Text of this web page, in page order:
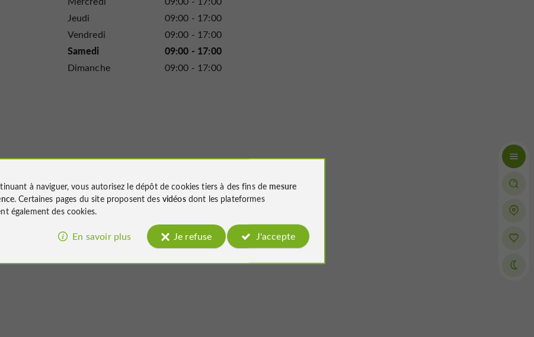
Jeudi
09:00 - 17:00
Vendredi
09:00 - 17:00
Samedi 09:00 - 17:00
Dimanche 09:00 - 17:00
à naviguer, vous autorisez le dépôt de cookies tiers à des fins de mesure
. Certaines pages du site proposent des vidéosdont les plateformes
également des cookies.
En savoir plus Je refuse J'accepte